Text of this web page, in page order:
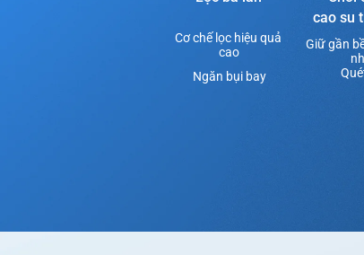
Cơ chế lọc hiệu quả
cao
Ngăn bụi bay
cao su
Giữ gần